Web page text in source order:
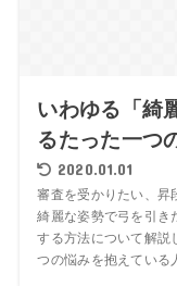
いわゆる「綺
るたった一つ
2020.01.01
審査を受かりたい、昇
綺麗な姿勢で弓を引き
する方法について解説
つの悩みを抱えている